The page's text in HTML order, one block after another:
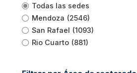
Todas las sedes
Mendoza (2546)
San Rafael (1093)
Rio Cuarto (881)